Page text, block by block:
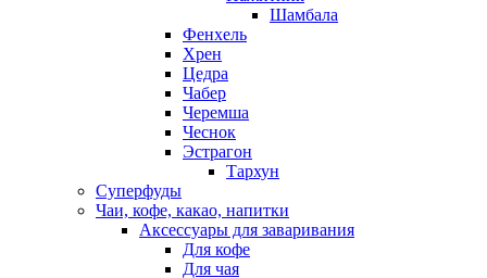
Шамбала
Фенхель
Хрен
Цедра
Чабер
Черемша
Чеснок
Эстрагон
Тархун
Суперфуды
Чаи, кофе, какао, напитки
Аксессуары для заваривания
Для кофе
Для чая